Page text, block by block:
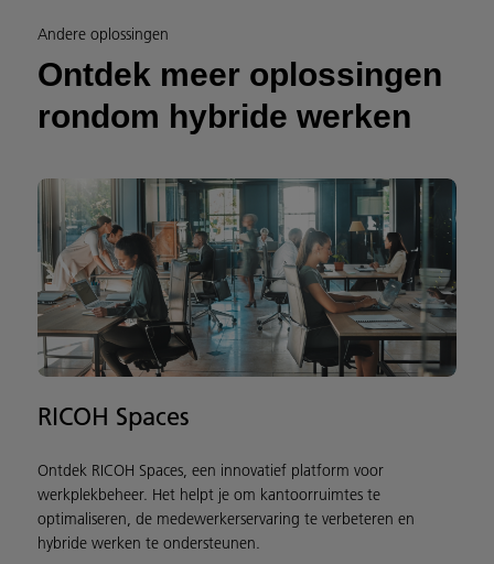
Andere oplossingen
Ontdek meer oplossingen
rondom hybride werken
RICOH Spaces
Ontdek RICOH Spaces, een innovatief platform voor
werkplekbeheer. Het helpt je om kantoorruimtes te
optimaliseren, de medewerkerservaring te verbeteren en
hybride werken te ondersteunen.